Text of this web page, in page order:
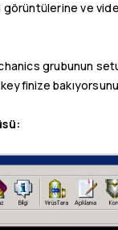
ve
grubunun